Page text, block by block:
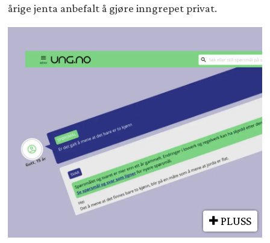
årige jenta anbefalt å gjøre inngrepet privat.
PLUSS